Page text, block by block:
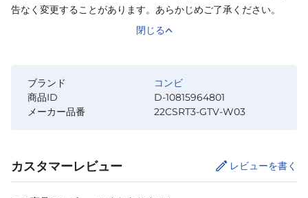
告なく変更することがあります。あらかじめご了承ください。
閉じる
ブランド
コンビ
商品ID
D-10815964801
メーカー品番
22CSRT3-GTV-W03
カスタマーレビュー レビューを書く